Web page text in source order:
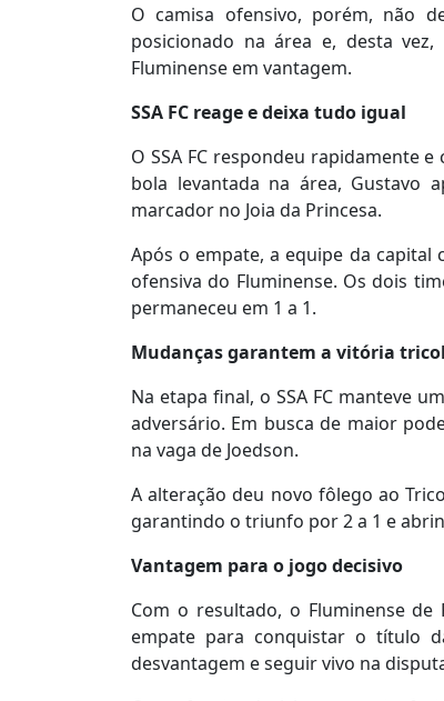
O camisa ofensivo, porém, não
posicionado na área e, desta
Fluminense em vantagem.
SSA FC reage e deixa tudo igual
O SSA FC respondeu rapidamente
bola levantada na área, Gustavo
marcador no Joia da Princesa.
Após o empate, a equipe da
ofensiva do Fluminense. Os dois
permaneceu em 1 a 1.
Mudanças garantem a vitória
Na etapa final, o SSA FC manteve
adversário. Em busca de maior
na vaga de Joedson.
A alteração deu novo fôlego ao
garantindo o triunfo por 2 a 1 e
Vantagem para o jogo decisivo
Com o resultado, o Fluminense
empate para conquistar o título
desvantagem e seguir vivo na